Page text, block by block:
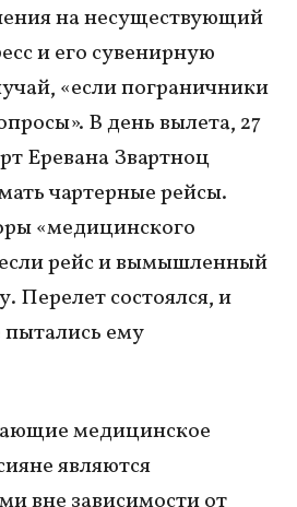
на несуществующий
и его сувенирную
«если пограничники
В день вылета, 27
Еревана Звартноц
чартерные рейсы.
«медицинского
рейс и вымышленный
Перелет состоялся, и
пытались ему
медицинское
являются